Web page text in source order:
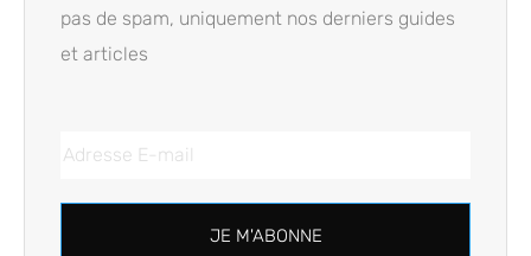
pas de spam, uniquement nos derniers guides
et articles
JE M'ABONNE